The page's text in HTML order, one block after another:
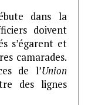
dans la
doivent
s’égarent et
camarades.
de l’Union
des lignes